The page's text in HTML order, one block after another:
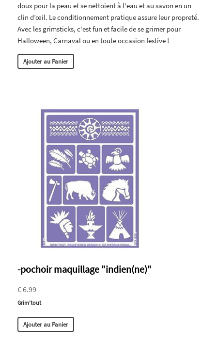
doux pour la peau et se nettoient à l'eau et au savon en un
clin d’œil. Le conditionnement pratique assure leur propreté.
Avec les grimsticks, c'est fun et facile de se grimer pour
Halloween, Carnaval ou en toute occasion festive !
Ajouter au Panier
-pochoir maquillage "indien(ne)"
€ 6.99
Grim'tout
Ajouter au Panier